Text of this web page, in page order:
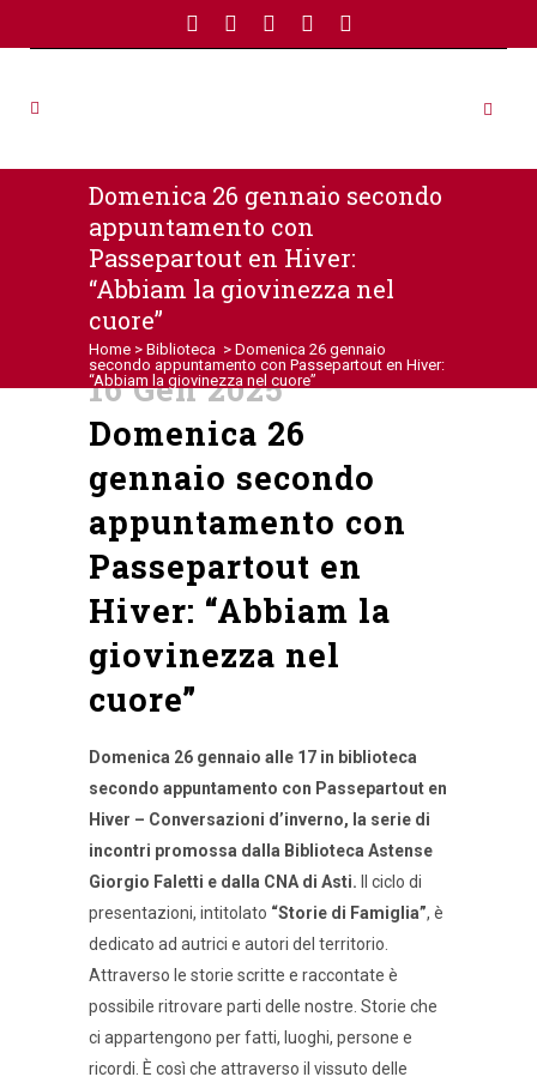
Domenica 26 gennaio secondo
appuntamento con
Passepartout en Hiver:
“Abbiam la giovinezza nel
cuore”
Home > Biblioteca > Domenica 26 gennaio
secondo appuntamento con Passepartout en Hiver:
“Abbiam la giovinezza nel cuore”
16 Gen 2025
Domenica 26
gennaio secondo
appuntamento con
Passepartout en
Hiver: “Abbiam la
giovinezza nel
cuore”
Domenica 26 gennaio alle 17 in biblioteca
secondo appuntamento con Passepartout en
Hiver – Conversazioni d’inverno, la serie di
incontri promossa dalla Biblioteca Astense
Giorgio Faletti e dalla CNA di Asti.
Il ciclo di
presentazioni, intitolato “Storie di Famiglia”, è
dedicato ad autrici e autori del territorio.
Attraverso le storie scritte e raccontate è
possibile ritrovare parti delle nostre. Storie che
ci appartengono per fatti, luoghi, persone e
ricordi. È così che attraverso il vissuto delle